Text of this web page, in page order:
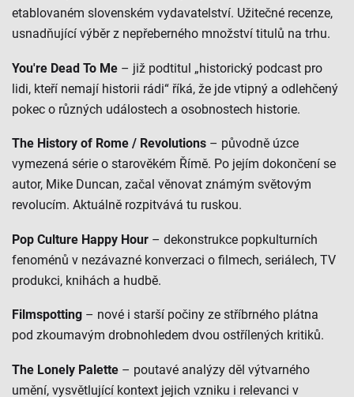
etablovaném slovenském vydavatelství. Užitečné recenze,
usnadňující výběr z nepřeberného množství titulů na trhu.
You're Dead To Me – již podtitul „historický podcast pro
lidi, kteří nemají historii rádi“ říká, že jde vtipný a odlehčený
pokec o různých událostech a osobnostech historie.
The History of Rome / Revolutions – původně úzce
vymezená série o starověkém Římě. Po jejím dokončení se
autor, Mike Duncan, začal věnovat známým světovým
revolucím. Aktuálně rozpitvává tu ruskou.
Pop Culture Happy Hour – dekonstrukce popkulturních
fenoménů v nezávazné konverzaci o filmech, seriálech, TV
produkci, knihách a hudbě.
Filmspotting – nové i starší počiny ze stříbrného plátna
pod zkoumavým drobnohledem dvou ostřílených kritiků.
The Lonely Palette – poutavé analýzy děl výtvarného
umění, vysvětlující kontext jejich vzniku i relevanci v